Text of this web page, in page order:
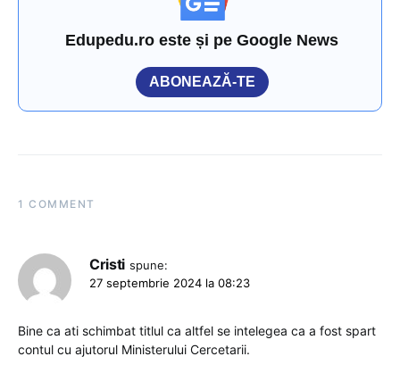
Edupedu.ro este și pe Google News
ABONEAZĂ-TE
1 COMMENT
Cristi spune:
27 septembrie 2024 la 08:23
Bine ca ati schimbat titlul ca altfel se intelegea ca a fost spart
contul cu ajutorul Ministerului Cercetarii.